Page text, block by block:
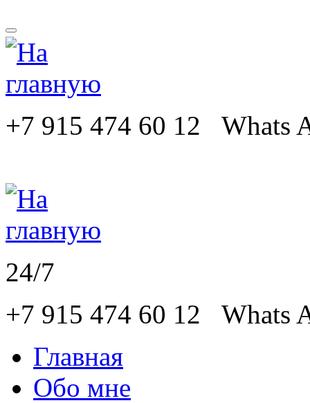
+7 915 474 60 12
24/7
+7 915 474 60 12
Главная
Обо мне